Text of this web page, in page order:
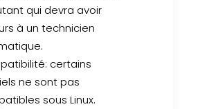
qui devra avoir
à un technicien
certains
ne sont pas
sous Linux.